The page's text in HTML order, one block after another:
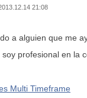
21:08
a alguien que me
soy profesional en la
Multi Timeframe